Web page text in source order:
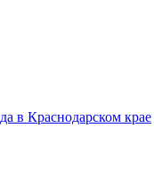
в Краснодарском крае